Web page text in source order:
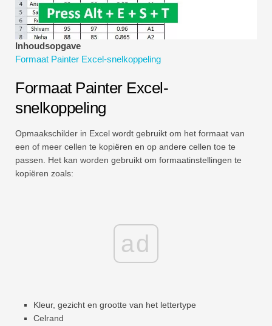
Tutorials voor financiële modellering
Volledige vorm
Tutorials voor risicobeheer
Inhoudsopgave
Formaat Painter Excel-snelkoppeling
Formaat Painter Excel-
snelkoppeling
Opmaakschilder in Excel wordt gebruikt om het formaat van
een of meer cellen te kopiëren en op andere cellen toe te
passen. Het kan worden gebruikt om formaatinstellingen te
kopiëren zoals:
ad
Kleur, gezicht en grootte van het lettertype
Celrand